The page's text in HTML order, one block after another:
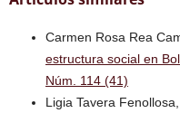
Carmen Rosa Rea
estructura social en
Núm. 114 (41)
Ligia Tavera